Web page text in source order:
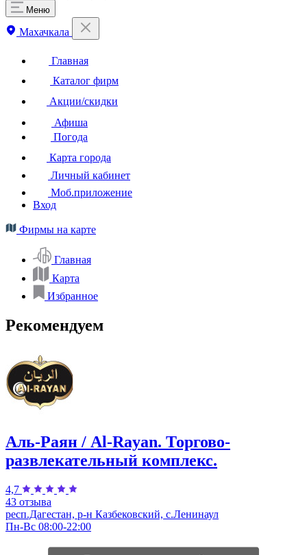
Меню
Махачкала
Главная
Каталог фирм
Акции/скидки
Афиша
Погода
Карта города
Личный кабинет
Моб.приложение
Вход
Фирмы на карте
Главная
Карта
Избранное
Рекомендуем
Аль-Раян / Al-Rayan. Торгово-
развлекательный комплекс.
4,7
43 отзыва
респ.Дагестан, р-н Казбековский, с.Ленинаул
Пн-Вс 08:00-22:00